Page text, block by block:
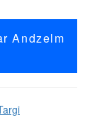
Andzelm